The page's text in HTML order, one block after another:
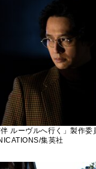
ルーヴルへ行く」製作
集英社